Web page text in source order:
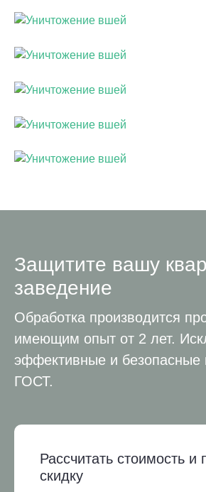
Защитите вашу
заведение
Обработка производится
имеющим опыт от 2 лет.
эффективные и безопасные
ГОСТ.
Рассчитать стоимость и
скидку